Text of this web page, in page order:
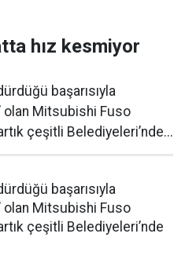
hız kesmiyor
başarısıyla
olan Mitsubishi Fuso
çeşitli Belediyeleri’nde...
başarısıyla
olan Mitsubishi Fuso
çeşitli Belediyeleri’nde